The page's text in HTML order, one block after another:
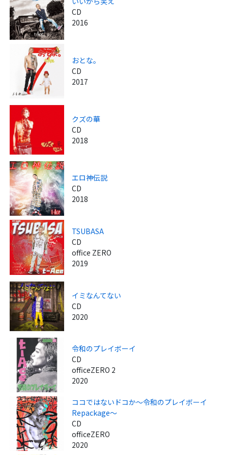
CD
2016
おとな。
CD
2017
クズの華
CD
2018
エロ神伝説
CD
2018
TSUBASA
CD
office ZERO
2019
イミなんてない
CD
2020
令和のプレイボーイ
CD
officeZERO 2
2020
ココではないドコか～令和のプレイボーイ
Repackage～
CD
officeZERO
2020